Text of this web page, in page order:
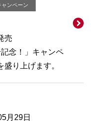
ャンペーン
売
念！」キャンペ
り上げます。
月29日